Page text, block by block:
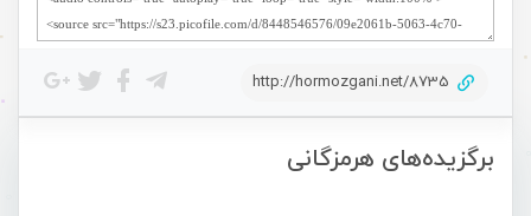
برگزیده‌های هرمزگانی
http://hormozgani.net/8735